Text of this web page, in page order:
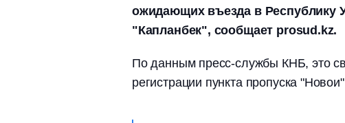
ожидающих въезда в Республику
"Капланбек", сообщает prosud.kz.
По данным пресс-службы КНБ, это
регистрации пункта пропуска